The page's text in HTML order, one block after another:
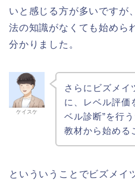
いと感じる方が多いですが
法の知識がなくても始めら
分かりました。
ケイスケ
さらにビズメイ
に、レベル評価
ベル診断”を行
教材から始める
といういうことでビズメイ